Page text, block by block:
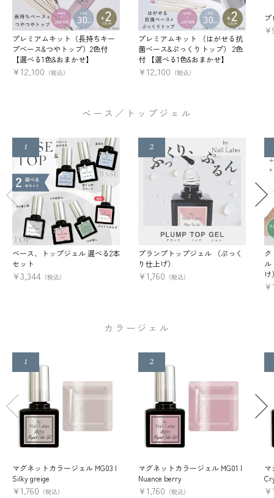
プレミアムキット（長持ちキー
プベース&つやトップ）2色付
【選べる1色&おまかせ】
¥12,100 （税込）
プレミアムキット （はがせる抗
菌ベース&ぷっくりトップ） 2色
付 【選べる1色&おまかせ】
¥12,100 （税込）
¥
ベース／トップジェル
ベース、トップジェル 選べる2本
セット
¥3,344 （税込）
プランプトップジェル （ぷっく
り仕上げ）
¥1,760 （税込）
ル
け
¥
カラージェル
マグネットカラージェル MG03 |
Silky greige
¥1,760 （税込）
マグネットカラージェル MG01 |
Nuance berry
¥1,760 （税込）
マ
¥